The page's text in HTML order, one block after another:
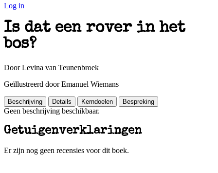
Log in
Is dat een rover in het
bos?
Door Levina van Teunenbroek
Geïllustreerd door Emanuel Wiemans
Beschrijving Details Kerndoelen Bespreking
Geen beschrijving beschikbaar.
Getuigenverklaringen
Er zijn nog geen recensies voor dit boek.